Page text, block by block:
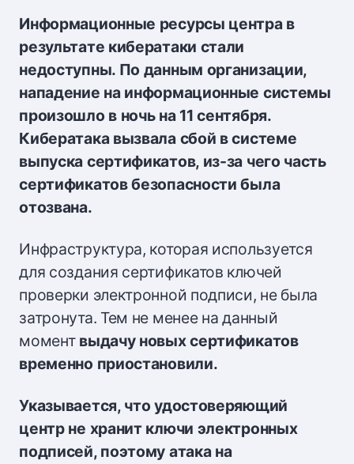
Информационные ресурсы центра в
результате кибератаки стали
недоступны. По данным организации,
нападение на информационные системы
произошло в ночь на 11 сентября.
Кибератака вызвала сбой в системе
выпуска сертификатов, из-за чего часть
сертификатов безопасности была
отозвана.
Инфраструктура, которая используется
для создания сертификатов ключей
проверки электронной подписи, не была
затронута. Тем не менее на данный
момент выдачу новых сертификатов
временно приостановили.
Указывается, что удостоверяющий
центр не хранит ключи электронных
подписей, поэтому атака на